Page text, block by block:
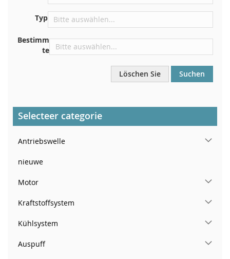
Armaturenbrett
Typ
Bestimm
te
Löschen Sie Suchen
Selecteer categorie
Antriebswelle
nieuwe
Motor
Kraftstoffsystem
Kühlsystem
Auspuff